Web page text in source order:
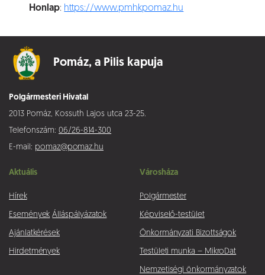
Honlap: https://www.pmhkpomaz.hu
Pomáz, a Pilis kapuja
Polgármesteri Hivatal
2013 Pomáz, Kossuth Lajos utca 23-25.
Telefonszám: 06/26-814-300
E-mail: pomaz@pomaz.hu
Aktuális
Hírek
Események Álláspályázatok
Ajánlatkérések
Hirdetmények
Városháza
Polgármester
Képviselő-testület
Önkormányzati Bizottságok
Testületi munka – MikroDat
Nemzetiségi önkormányzatok